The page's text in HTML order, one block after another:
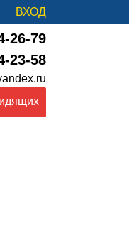
ВХОД
26-79
23-58